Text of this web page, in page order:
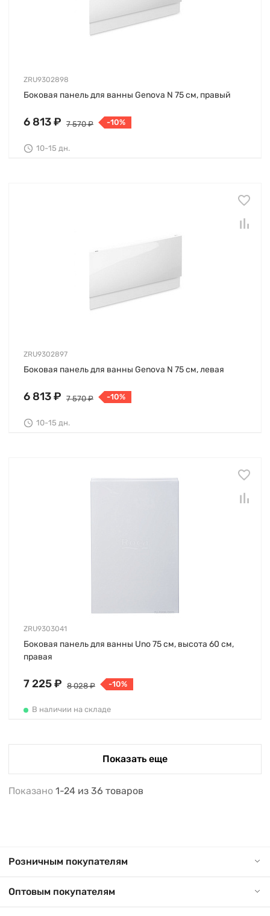
ZRU9302898
Боковая панель для ванны Genova N 75 см, правый
6 813 ₽ 7 570 ₽ -10%
10-15 дн.
ZRU9302897
Боковая панель для ванны Genova N 75 см, левая
6 813 ₽ 7 570 ₽ -10%
10-15 дн.
ZRU9303041
Боковая панель для ванны Uno 75 см, высота 60 см,
правая
7 225 ₽ 8 028 ₽ -10%
В наличии на складе
Показать еще
Показано 1-24 из 36 товаров
Розничным покупателям
Оптовым покупателям